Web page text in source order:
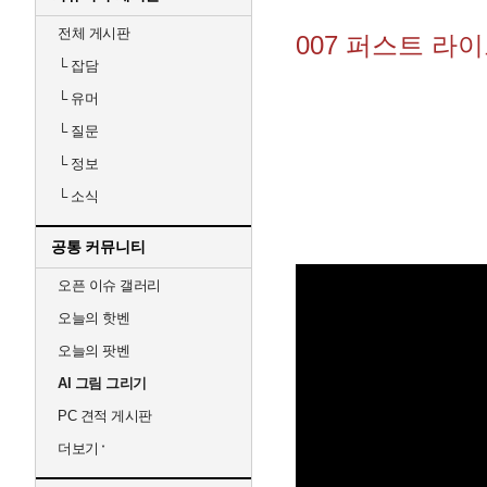
전체 게시판
└잡담
└유머
└질문
└정보
└소식
공통 커뮤니티
오픈 이슈 갤러리
오늘의 핫벤
오늘의 팟벤
AI 그림 그리기
PC 견적 게시판
더보기
007 퍼스트 라